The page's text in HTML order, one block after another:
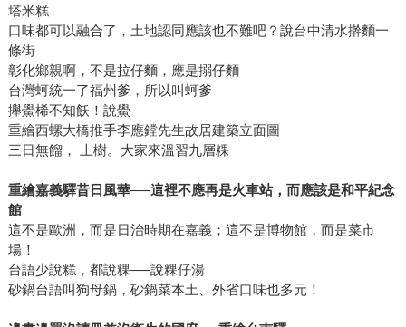
塔米糕
口味都可以融合了，土地認同應該也不難吧？說台中清水擀麵一
條街
彰化鄉親啊，不是拉仔麵，應是搦仔麵
台灣蚵統一了福州爹，所以叫蚵爹
攑鱟桸不知飫！說鱟
重繪西螺大橋推手李應鏜先生故居建築立面圖
三日無餾， 上樹。大家來溫習九層粿
重繪嘉義驛昔日風華──這裡不應再是火車站，而應該是和平紀念
館
這不是歐洲，而是日治時期在嘉義；這不是博物館，而是菜市
場！
台語少說糕，都說粿──說粿仔湯
砂鍋台語叫狗母鍋，砂鍋菜本土、外省口味也多元！